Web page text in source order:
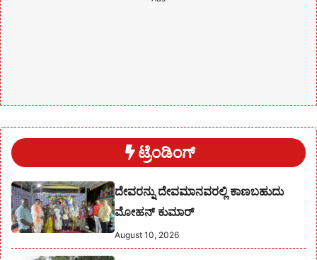
ಟ್ರೆಂಡಿಂಗ್
ದೇವರನ್ನು ದೇವಮಾನವರಲ್ಲಿ ಕಾಣಬಹುದು
ಮೋಹನ್ ಕುಮಾರ್
August 10, 2026